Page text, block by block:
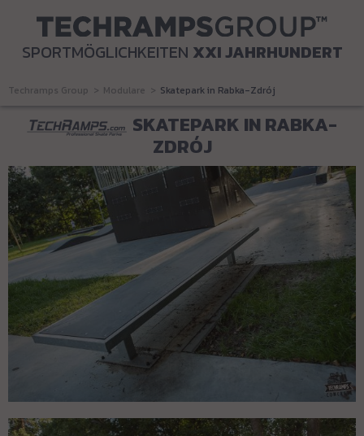
SPORTMÖGLICHKEITEN XXI JAHRHUNDERT
Techramps Group Modulare Skatepark in Rabka-Zdrój
SKATEPARK IN RABKA-
ZDRÓJ